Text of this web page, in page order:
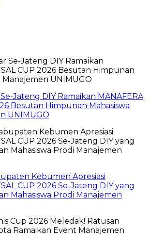
Jateng DIY Ramaikan MANAFERA
Besutan Himpunan Mahasiswa
UNIMUGO
Kebumen Apresiasi
CUP 2026 Se-Jateng DIY yang
Mahasiswa Prodi Manajemen